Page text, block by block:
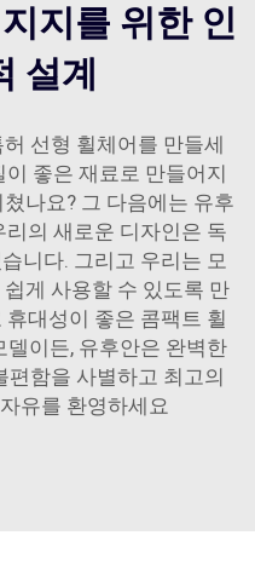
지를 위한 인
설계
선형 휠체어를 만들세
좋은 재료로 만들어지
나요? 그 다음에는 유후
의 새로운 디자인은 독
니다. 그리고 우리는 모
게 사용할 수 있도록 만
대성이 좋은 콤팩트 휠
이든, 유후안은 완벽한
함을 사별하고 최고의
유를 환영하세요